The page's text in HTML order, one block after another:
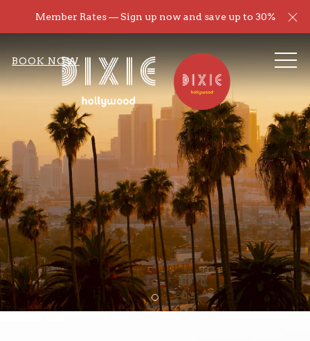
Member Rates — Sign up now and save up to 30%
BOOK NOW
Item 1